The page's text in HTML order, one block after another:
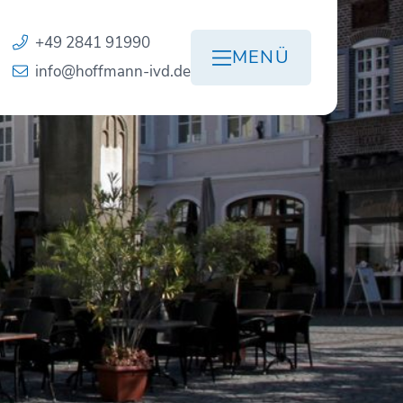
+49 2841 91990
info@hoffmann-ivd.de
MENÜ